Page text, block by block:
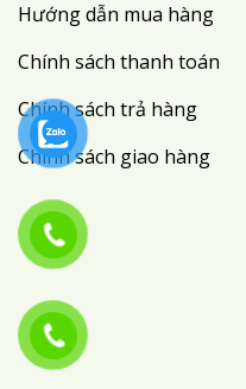
Hướng dẫn mua hàng
Chính sách thanh toán
Chính sách trả hàng
Chính sách giao hàng